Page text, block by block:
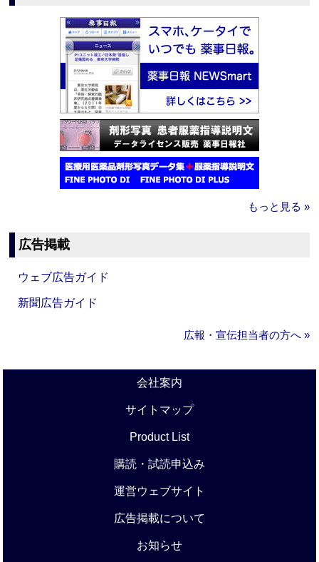
もっと見る »
広告掲載
ウェブ広告ガイド
新聞広告ガイド
広報・宣伝担当者の方へ »
会社案内
サイトマップ
Product List
購読・試読申込み
運営ウェブサイト
広告掲載について
お知らせ